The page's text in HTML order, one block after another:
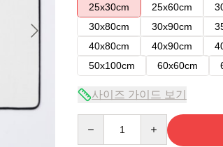
25x30cm
25x60cm
30x80cm
30x90cm
40x80cm
40x90cm
50x100cm
60x60cm
사이즈 가이드 보기